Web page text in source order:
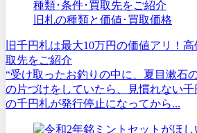
旧札の種類と価値･買取価格
旧千円札は最大10万円の価値アリ！
取先をご紹介
“受け取ったお釣りの中に、夏目漱石
の片づけをしていたら、見慣れない
の千円札が発行停止になってから...